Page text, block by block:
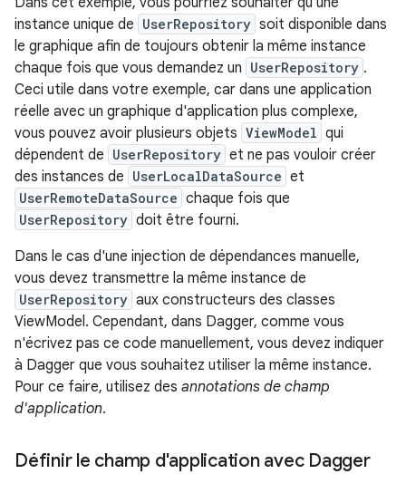
instance unique de UserRepository soit disponible dans
le graphique afin de toujours obtenir la même instance
chaque fois que vous demandez un UserRepository .
Ceci utile dans votre exemple, car dans une application
réelle avec un graphique d'application plus complexe,
vous pouvez avoir plusieurs objets ViewModel qui
dépendent de UserRepository et ne pas vouloir créer
des instances de UserLocalDataSource et
UserRemoteDataSource chaque fois que
UserRepository doit être fourni.
Dans le cas d'une injection de dépendances manuelle,
vous devez transmettre la même instance de
UserRepository aux constructeurs des classes
ViewModel. Cependant, dans Dagger, comme vous
n'écrivez pas ce code manuellement, vous devez indiquer
à Dagger que vous souhaitez utiliser la même instance.
Pour ce faire, utilisez des annotations de champ
d'application.
Définir le champ d'application avec Dagger